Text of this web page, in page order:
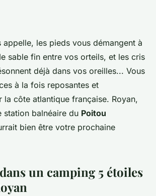
Royan : comment
sites avec les
vues ?
2023 •2 min de lecture
appelle, les pieds vous démangent à
sable fin entre vos orteils, et les cris
déjà dans vos oreilles... Vous
à la fois reposantes et
la côte atlantique française. Royan,
station balnéaire du Poitou
bien être votre prochaine
un camping 5 étoiles